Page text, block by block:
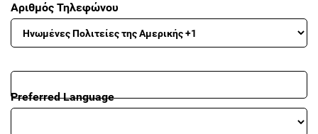
Αριθμός Τηλεφώνου
Preferred Language